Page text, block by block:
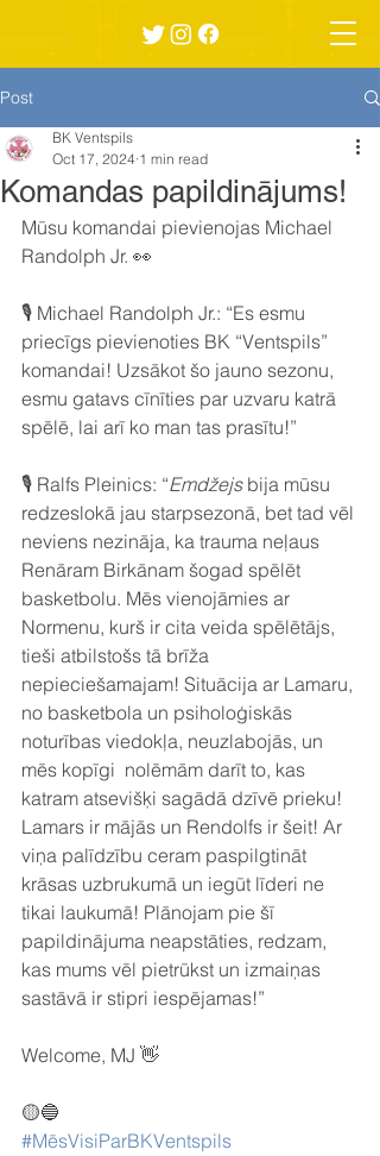
Post
Komandas papildinājums!
BK Ventspils
Oct 17, 2024 1 min read
Mūsu komandai pievienojas Michael
Randolph Jr. 👀
🎙️ Michael Randolph Jr.: “Es esmu
priecīgs pievienoties BK “Ventspils”
komandai! Uzsākot šo jauno sezonu,
esmu gatavs cīnīties par uzvaru katrā
spēlē, lai arī ko man tas prasītu!”
🎙️ Ralfs Pleinics: “Emdžejs bija mūsu
redzeslokā jau starpsezonā, bet tad vēl
neviens nezināja, ka trauma neļaus
Renāram Birkānam šogad spēlēt
basketbolu. Mēs vienojāmies ar
Normenu, kurš ir cita veida spēlētājs,
tieši atbilstošs tā brīža
nepieciešamajam! Situācija ar Lamaru,
no basketbola un psiholoģiskās
noturības viedokļa, neuzlabojās, un
mēs kopīgi  nolēmām darīt to, kas
katram atsevišķi sagādā dzīvē prieku!
Lamars ir mājās un Rendolfs ir šeit! Ar
viņa palīdzību ceram paspilgtināt
krāsas uzbrukumā un iegūt līderi ne
tikai laukumā! Plānojam pie šī
papildinājuma neapstāties, redzam,
kas mums vēl pietrūkst un izmaiņas
sastāvā ir stipri iespējamas!”
Welcome, MJ 👋
🟡🔵
#MēsVisiParBKVentspils